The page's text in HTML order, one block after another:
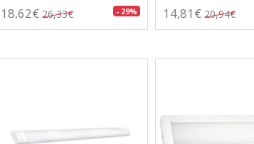
18,62€ 26,33€ - 29% 14,81€ 20,94€